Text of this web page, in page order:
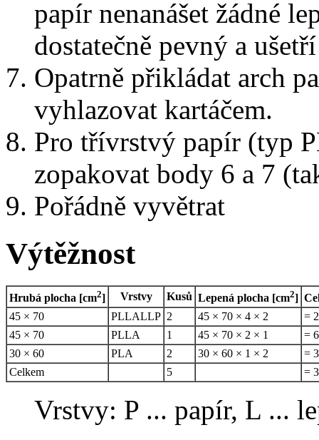
papír nenanášet žádné
dostatečně pevný a
Opatrně přikládat arch
vyhlazovat kartáčem.
Pro třívrstvý papír (typ
zopakovat body 6 a 7
Pořádně vyvětrat
Výtěžnost
Hrubá plocha [cm2] Vrstvy Kusů Lepená plocha [cm2]
45 × 70
PLLALLP 2 45 × 70 × 4 × 2
=
45 × 70
PLLA 1 45 × 70 × 2 × 1
=
30 × 60
PLA 2 30 × 60 × 1 × 2
=
Celkem
5 =
Vrstvy: P ... papír, L ...